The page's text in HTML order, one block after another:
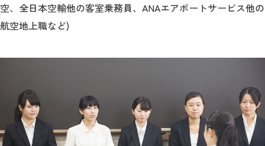
空、全日本空輸他の客室乗務員、ANAエアポートサービス他の
航空地上職など)